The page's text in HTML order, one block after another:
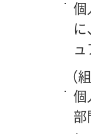
個
に
ュ
（
個
部